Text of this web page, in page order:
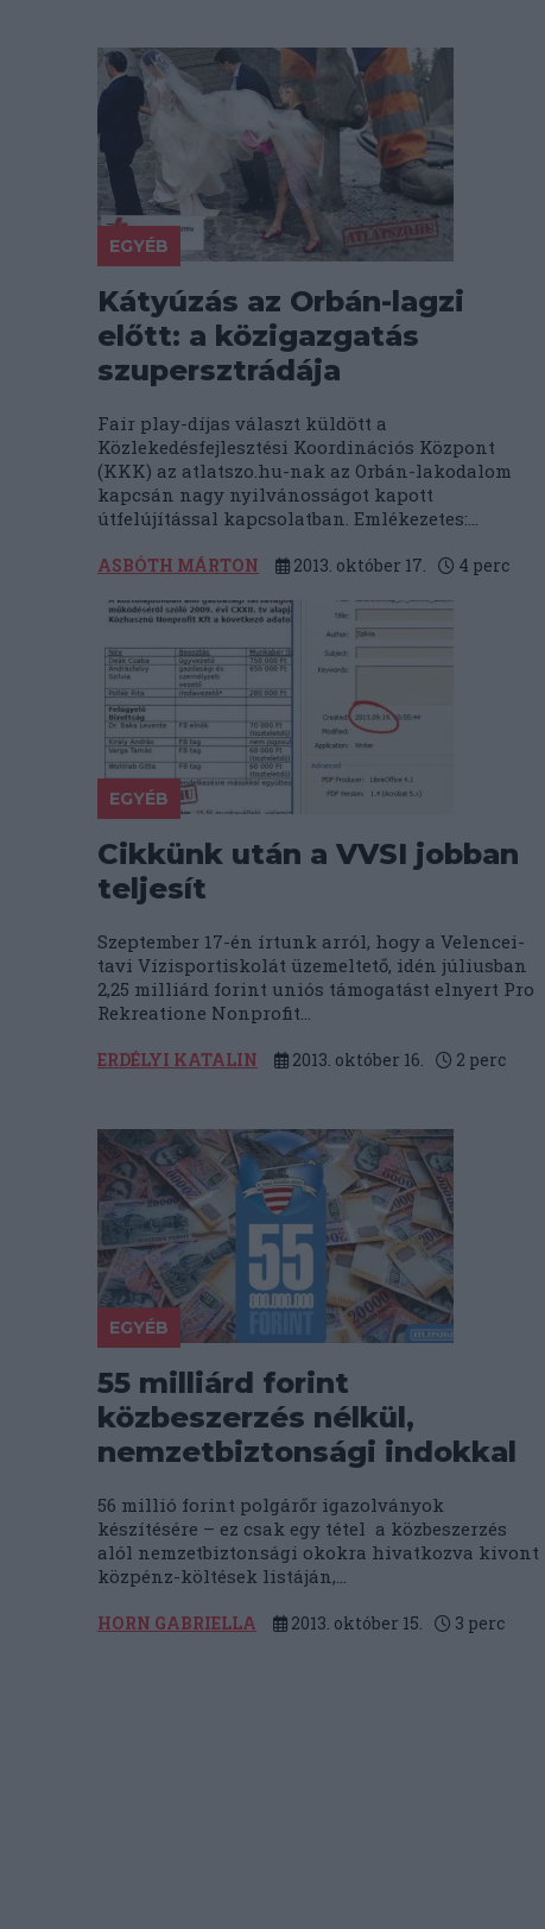
EGYÉB
Kátyúzás az Orbán-lagzi
előtt: a közigazgatás
szupersztrádája
Fair play-díjas választ küldött a
Közlekedésfejlesztési Koordinációs Központ
(KKK) az atlatszo.hu-nak az Orbán-lakodalom
kapcsán nagy nyilvánosságot kapott
útfelújítással kapcsolatban. Emlékezetes:...
ASBÓTH MÁRTON 2013. október 17. 4 perc
EGYÉB
Cikkünk után a VVSI jobban
teljesít
Szeptember 17-én írtunk arról, hogy a Velencei-
tavi Vízisportiskolát üzemeltető, idén júliusban
2,25 milliárd forint uniós támogatást elnyert Pro
Rekreatione Nonprofit...
ERDÉLYI KATALIN 2013. október 16. 2 perc
EGYÉB
55 milliárd forint
közbeszerzés nélkül,
nemzetbiztonsági indokkal
56 millió forint polgárőr igazolványok
készítésére – ez csak egy tétel a közbeszerzés
alól nemzetbiztonsági okokra hivatkozva kivont
közpénz-költések listáján,...
HORN GABRIELLA 2013. október 15. 3 perc